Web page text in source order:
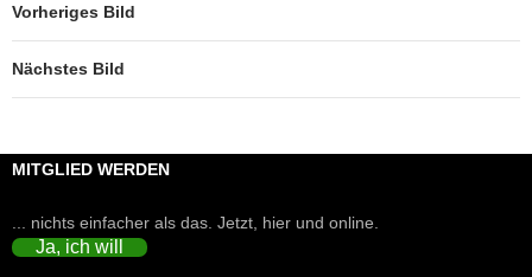
Vorheriges Bild
Nächstes Bild
MITGLIED WERDEN
... nichts einfacher als das. Jetzt, hier und online.
Ja, ich will